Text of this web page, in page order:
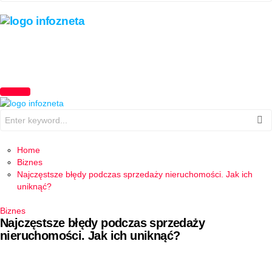
PRIMARY
MENU
for:
Home
Biznes
Najczęstsze błędy podczas sprzedaży nieruchomości. Jak ich
uniknąć?
Biznes
Najczęstsze błędy podczas sprzedaży
nieruchomości. Jak ich uniknąć?